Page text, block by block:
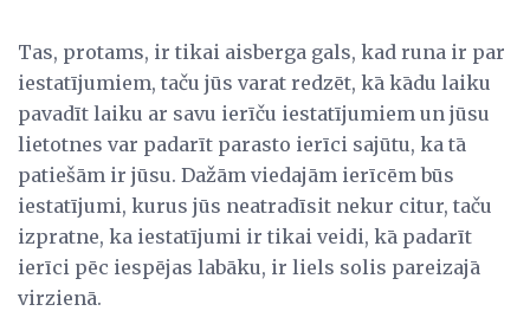
Tas, protams, ir tikai aisberga gals, kad runa ir par
iestatījumiem, taču jūs varat redzēt, kā kādu laiku
pavadīt laiku ar savu ierīču iestatījumiem un jūsu
lietotnes var padarīt parasto ierīci sajūtu, ka tā
patiešām ir jūsu. Dažām viedajām ierīcēm būs
iestatījumi, kurus jūs neatradīsit nekur citur, taču
izpratne, ka iestatījumi ir tikai veidi, kā padarīt
ierīci pēc iespējas labāku, ir liels solis pareizajā
virzienā.